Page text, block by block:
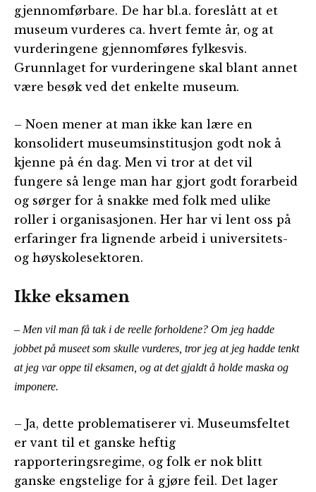
gjennomførbare. De har bl.a. foreslått at et
museum vurderes ca. hvert femte år, og at
vurderingene gjennomføres fylkesvis.
Grunnlaget for vurderingene skal blant annet
være besøk ved det enkelte museum.
– Noen mener at man ikke kan lære en
konsolidert museumsinstitusjon godt nok å
kjenne på én dag. Men vi tror at det vil
fungere så lenge man har gjort godt forarbeid
og sørger for å snakke med folk med ulike
roller i organisasjonen. Her har vi lent oss på
erfaringer fra lignende arbeid i universitets-
og høyskolesektoren.
Ikke eksamen
– Men vil man få tak i de reelle forholdene? Om jeg hadde
jobbet på museet som skulle vurderes, tror jeg at jeg hadde tenkt
at jeg var oppe til eksamen, og at det gjaldt å holde maska og
imponere.
– Ja, dette problematiserer vi. Museumsfeltet
er vant til et ganske heftig
rapporteringsregime, og folk er nok blitt
ganske engstelige for å gjøre feil. Det lager